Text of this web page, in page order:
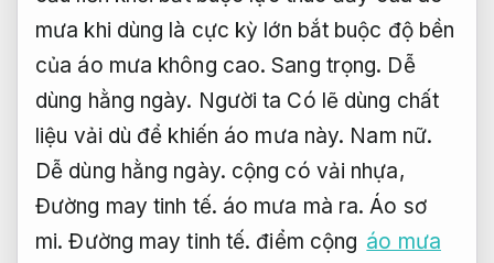
mưa khi dùng là cực kỳ lớn bắt buộc độ bền
của áo mưa không cao.Sang trọng. Dễ
dùng hằng ngày. Người ta Có lẽ dùng chất
liệu vải dù để khiến áo mưa này. Nam nữ.
Dễ dùng hằng ngày. cộng có vải nhựa,
Đường may tinh tế. áo mưa mà ra.Áo sơ
mi. Đường may tinh tế. điểm cộng áo mưa